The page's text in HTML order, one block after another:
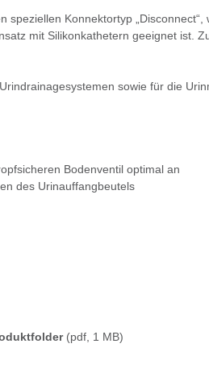
speziellen Konnektortyp
mit Silikonkathetern geeignet ist.
sowie für die
Bodenventil optimal an
des Urinauffangbeutels
(pdf, 1 MB)